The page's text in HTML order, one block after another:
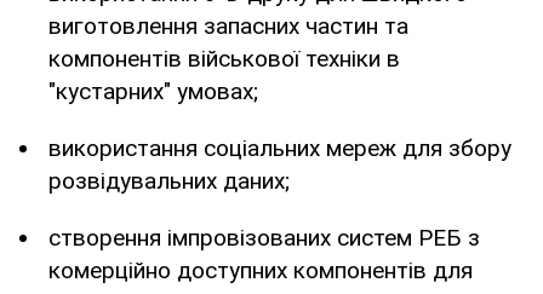
виготовлення запасних частин та
компонентів військової техніки в
"кустарних" умовах;
використання соціальних мереж для збору
розвідувальних даних;
створення імпровізованих систем РЕБ з
комерційно доступних компонентів для